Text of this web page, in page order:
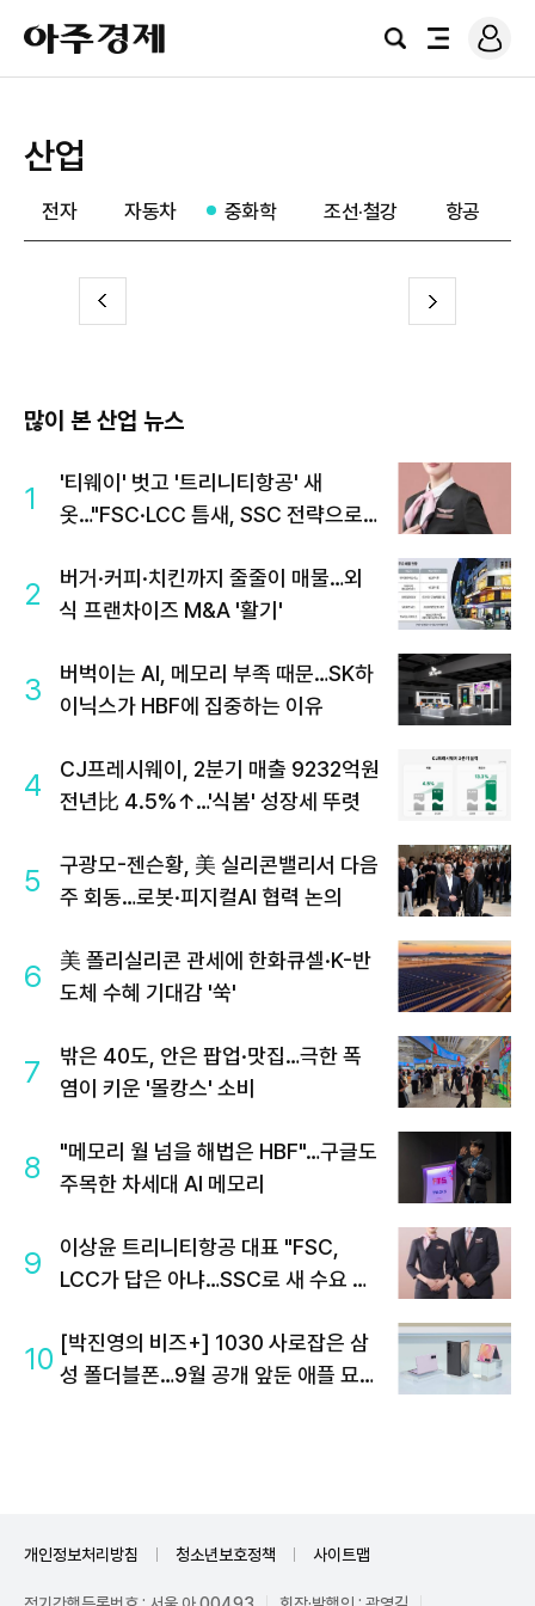
아
주
경
검
전
로
그
산업
전자 자동차 중화학 조선·철강 항공
이
다
많이 본 산업 뉴스
1
'티웨이' 벗고 '트리니티항공' 새
옷…"FSC·LCC 틈새, SSC 전략으로
2
버거·커피·치킨까지 줄줄이 매물…외
식 프랜차이즈 M&A '활기'
3
버벅이는 AI, 메모리 부족 때문…SK하
이닉스가 HBF에 집중하는 이유
4
CJ프레시웨이, 2분기 매출 9232억원
전년比 4.5%↑…'식봄' 성장세 뚜렷
5
구광모-젠슨황, 美 실리콘밸리서 다음
주 회동…로봇·피지컬AI 협력 논의
6
美 폴리실리콘 관세에 한화큐셀·K-반
도체 수혜 기대감 '쑥'
7
밖은 40도, 안은 팝업·맛집…극한 폭
염이 키운 '몰캉스' 소비
8
"메모리 월 넘을 해법은 HBF"…구글도
주목한 차세대 AI 메모리
9
이상윤 트리니티항공 대표 "FSC,
LCC가 답은 아냐…SSC로 새 수요 창
10 [박진영의 비즈+] 1030 사로잡은 삼
성 폴더블폰…9월 공개 앞둔 애플 묘수
개인정보처리방침 청소년보호정책 사이트맵